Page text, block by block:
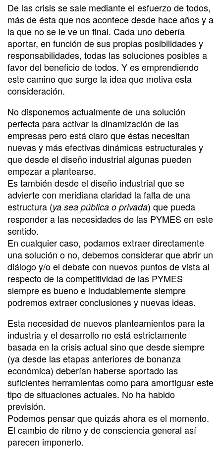
De las crisis se sale mediante el esfuerzo de todos,
más de ésta que nos acontece desde hace años y a
la que no se le ve un final. Cada uno debería
aportar, en función de sus propias posibilidades y
responsabilidades, todas las soluciones posibles a
favor del beneficio de todos. Y es emprendiendo
este camino que surge la idea que motiva esta
consideración.
No disponemos actualmente de una solución
perfecta para activar la dinamización de las
empresas pero está claro que éstas necesitan
nuevas y más efectivas dinámicas estructurales y
que desde el diseño industrial algunas pueden
empezar a plantearse.
Es también desde el diseño industrial que se
advierte con meridiana claridad la falta de una
estructura (ya sea pública o privada) que pueda
responder a las necesidades de las PYMES en este
sentido.
En cualquier caso, podamos extraer directamente
una solución o no, debemos considerar que abrir un
diálogo y/o el debate con nuevos puntos de vista al
respecto de la competitividad de las PYMES
siempre es bueno e indudablemente siempre
podremos extraer conclusiones y nuevas ideas.
Esta necesidad de nuevos planteamientos para la
industria y el desarrollo no está estrictamente
basada en la crisis actual sino que desde siempre
(ya desde las etapas anteriores de bonanza
económica) deberían haberse aportado las
suficientes herramientas como para amortiguar este
tipo de situaciones actuales. No ha habido
previsión.
Podemos pensar que quizás ahora es el momento.
El cambio de ritmo y de consciencia general así
parecen imponerlo.